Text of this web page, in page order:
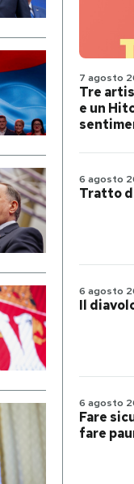
7 agosto
Tre
e un
6 agosto
Tratto
6 agosto
Il
6 agosto
Fare
fare